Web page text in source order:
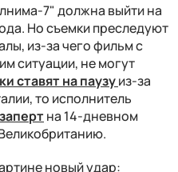
7" должна выйти на
Но съемки преследуют
из-за чего фильм с
ситуации, не могут
ставят на паузуиз-за
то исполнитель
на 14-дневном
новый удар: